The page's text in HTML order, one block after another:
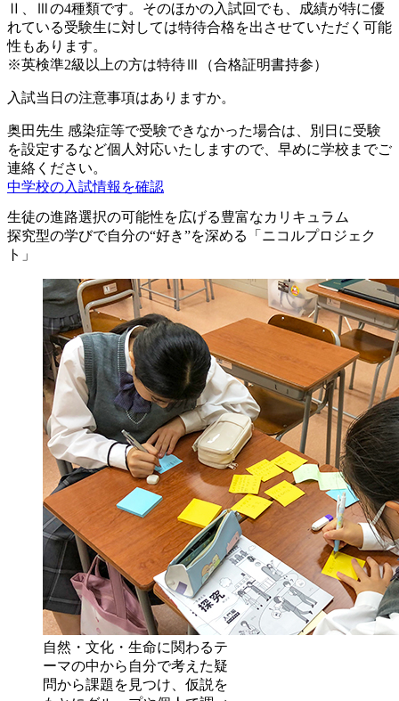
Ⅱ、Ⅲの4種類です。そのほかの入試回でも、成績が特に優
れている受験生に対しては特待合格を出させていただく可能
性もあります。
※英検準2級以上の方は特待Ⅲ（合格証明書持参）
入試当日の注意事項はありますか。
奥田先生 感染症等で受験できなかった場合は、別日に受験
を設定するなど個人対応いたしますので、早めに学校までご
連絡ください。
中学校の入試情報を確認
生徒の進路選択の可能性を広げる豊富なカリキュラム
探究型の学びで自分の“好き”を深める「ニコルプロジェク
ト」
自然・文化・生命に関わるテ
ーマの中から自分で考えた疑
問から課題を見つけ、仮説を